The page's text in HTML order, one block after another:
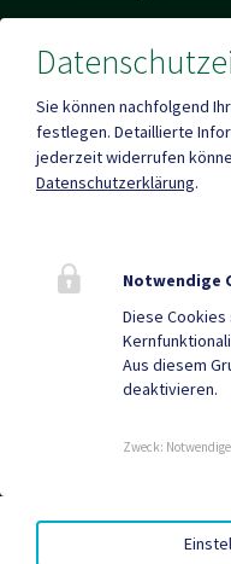
Amtsstunden
Mehr
Quicklinks
Geko digital
Tourismus
EED III AMTSSIGNATUR
Sie können nachfolgend
festlegen. Detaillierte
jederzeit widerrufen
Datenschutzerklärung.
Notwendige
Diese
Aus diesem
deaktivieren.
Zweck: